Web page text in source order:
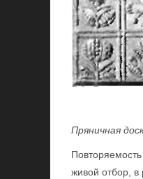
Пряничная
живой отбор, в